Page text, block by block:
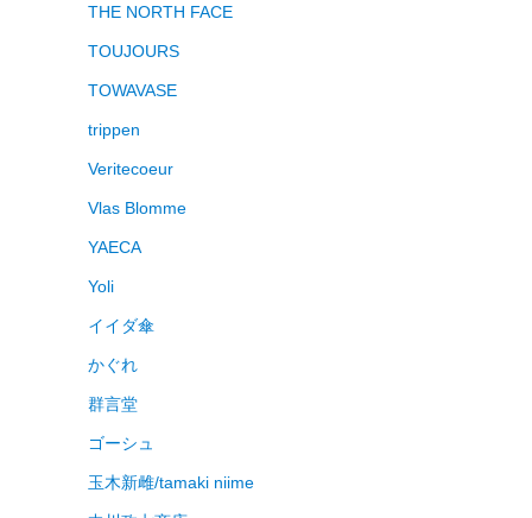
THE NORTH FACE
TOUJOURS
TOWAVASE
trippen
Veritecoeur
Vlas Blomme
YAECA
Yoli
イイダ傘
かぐれ
群言堂
ゴーシュ
玉木新雌/tamaki niime